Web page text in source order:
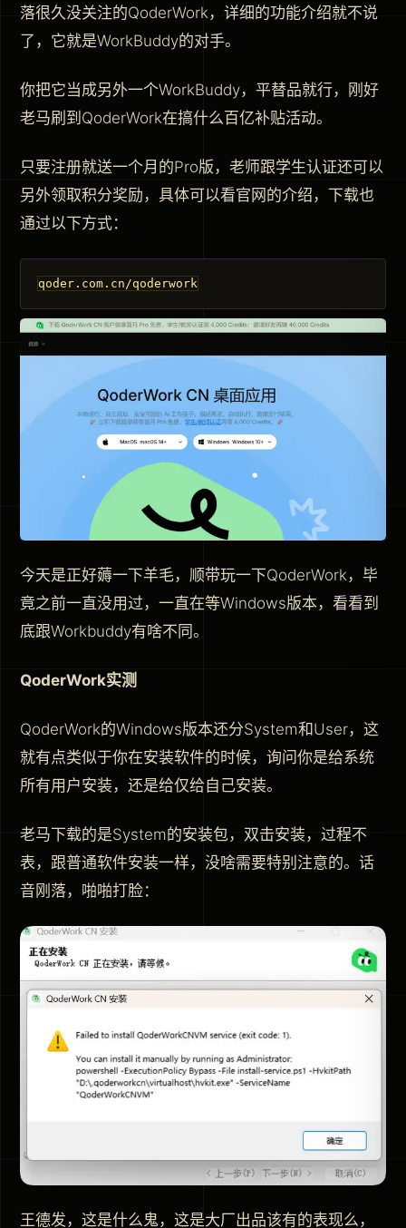
落很久没关注的QoderWork，详细的功能介绍就不说
了，它就是WorkBuddy的对手。
你把它当成另外一个WorkBuddy，平替品就行，刚好
老马刷到QoderWork在搞什么百亿补贴活动。
只要注册就送一个月的Pro版，老师跟学生认证还可以
另外领取积分奖励，具体可以看官网的介绍，下载也
通过以下方式：
qoder.com.cn/qoderwork
今天是正好薅一下羊毛，顺带玩一下QoderWork，毕
竟之前一直没用过，一直在等Windows版本，看看到
底跟Workbuddy有啥不同。
QoderWork实测
QoderWork的Windows版本还分System和User，这
就有点类似于你在安装软件的时候，询问你是给系统
所有用户安装，还是给仅给自己安装。
老马下载的是System的安装包，双击安装，过程不
表，跟普通软件安装一样，没啥需要特别注意的。话
音刚落，啪啪打脸：
王德发，这是什么鬼，这是大厂出品该有的表现么，